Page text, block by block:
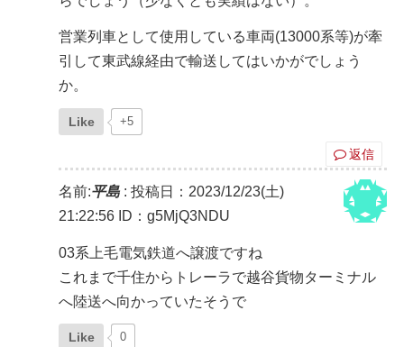
営業列車として使用している車両(13000系等)が牽
引して東武線経由で輸送してはいかがでしょう
か。
Like +5
返信
名前:平島: 投稿日：2023/12/23(土)
21:22:56 ID：g5MjQ3NDU
03系上毛電気鉄道へ譲渡ですね
これまで千住からトレーラで越谷貨物ターミナル
へ陸送へ向かっていたそうで
Like 0